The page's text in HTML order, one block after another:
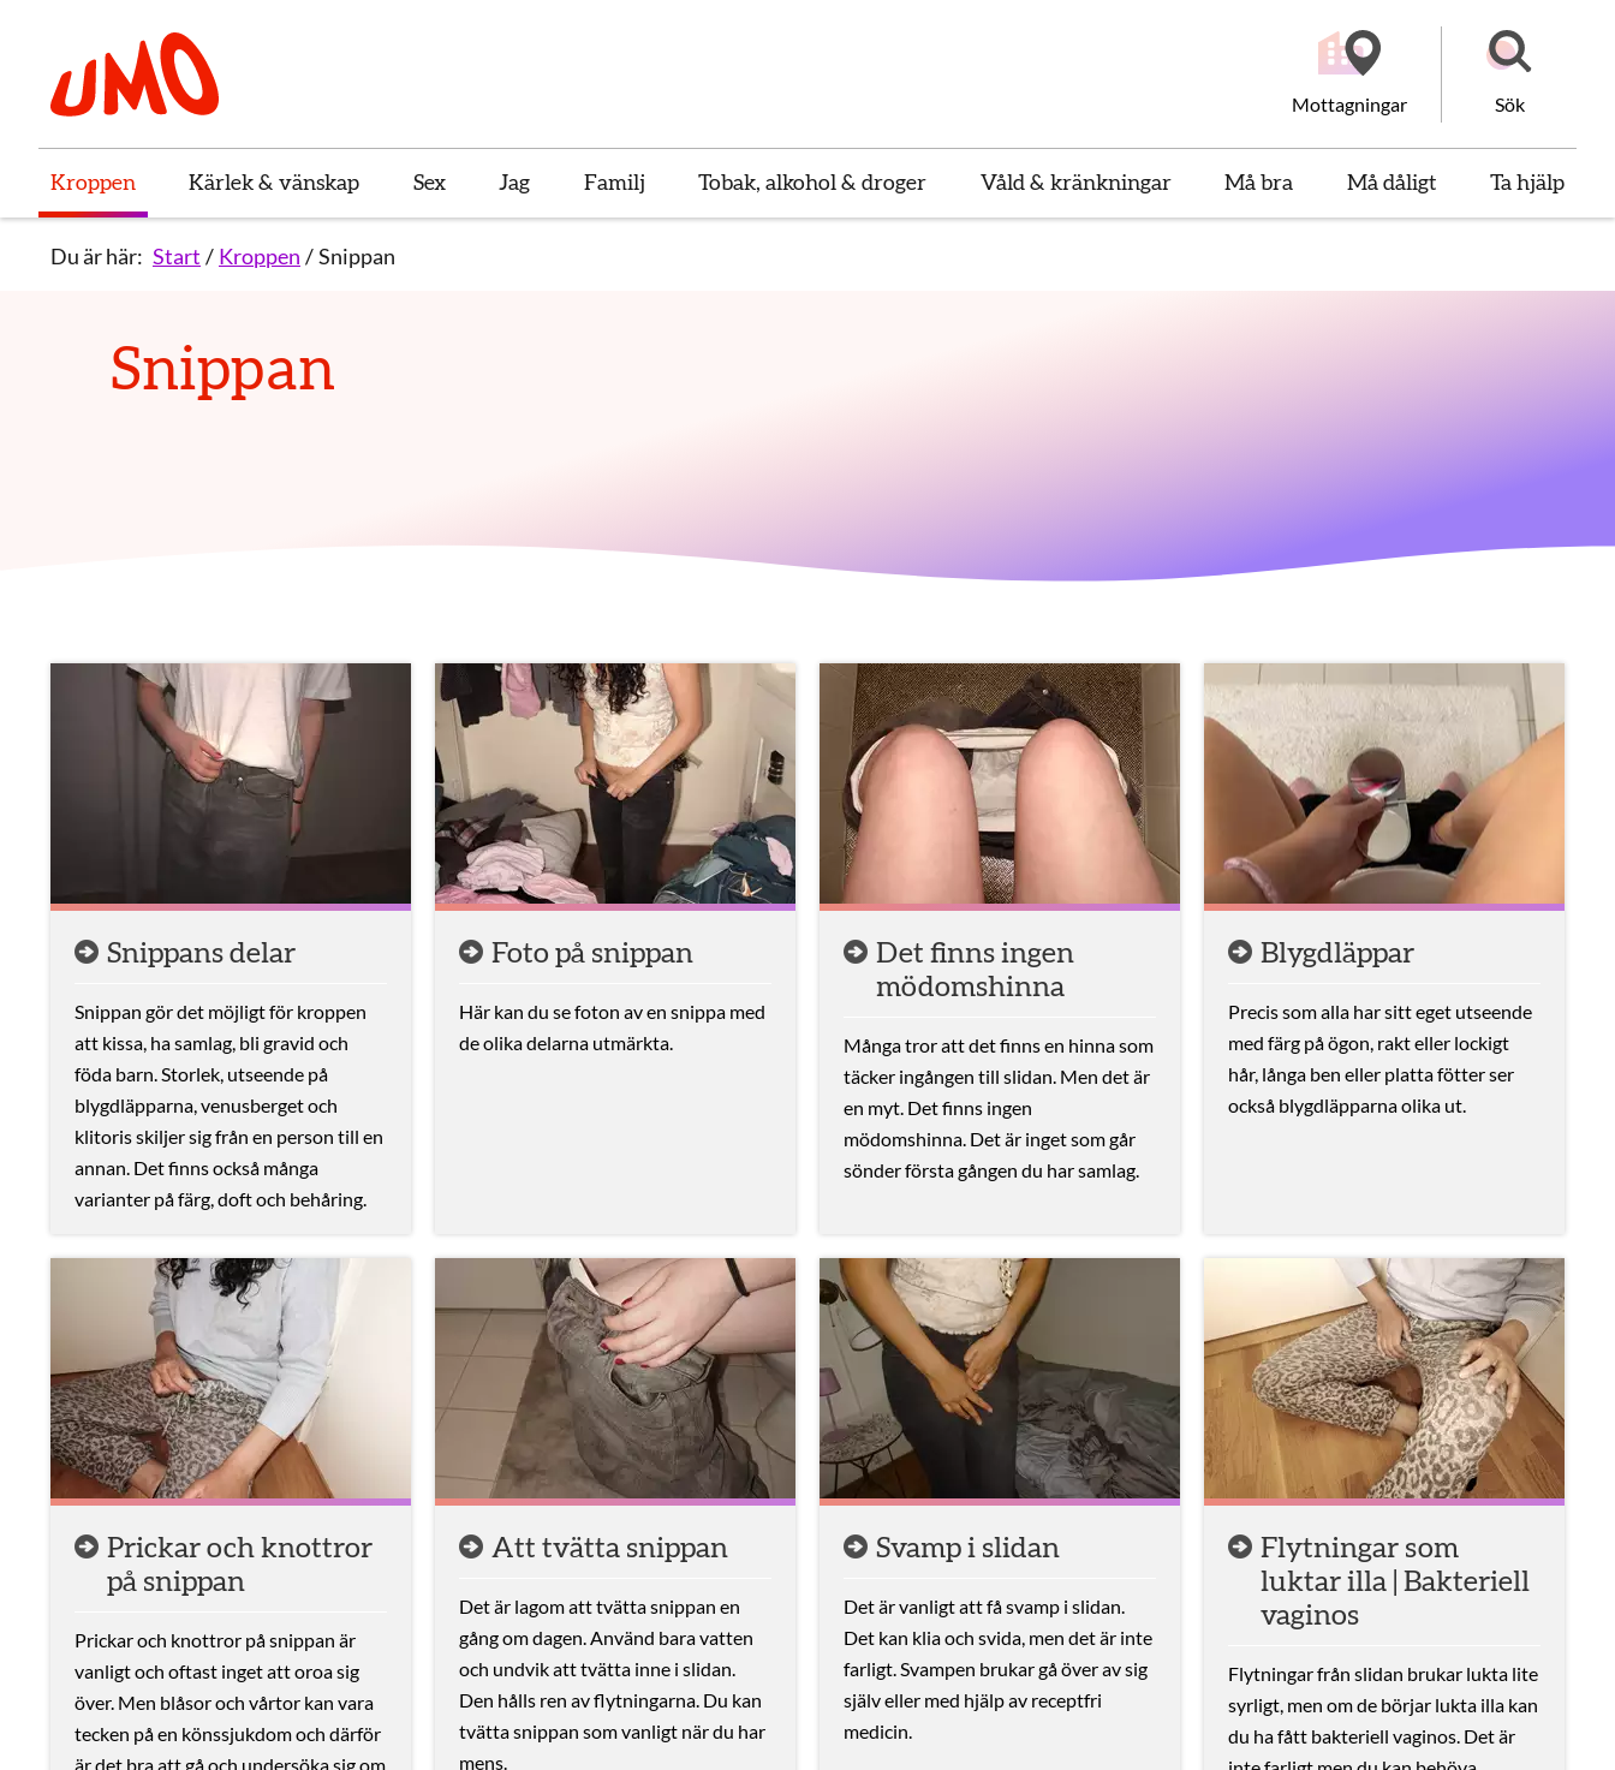
Till startsidan för Umo
Mottagningar Sök
Kroppen Kärlek & vänskap Sex Jag Familj Tobak, alkohol & droger Våld & kränkningar Må bra Må dåligt Ta hjälp
Du är här: Start Kroppen Snippan
Snippan
Aktuella artiklar
Snippans delar
Snippan gör det möjligt för kroppen
att kissa, ha samlag, bli gravid och
föda barn. Storlek, utseende på
blygdläpparna, venusberget och
klitoris skiljer sig från en person till en
annan. Det finns också många
varianter på färg, doft och behåring.
Foto på snippan
Här kan du se foton av en snippa med
de olika delarna utmärkta.
Det finns ingen
mödomshinna
Många tror att det finns en hinna som
täcker ingången till slidan. Men det är
en myt. Det finns ingen
mödomshinna. Det är inget som går
sönder första gången du har samlag.
Blygdläppar
Precis som alla har sitt eget utseende
med färg på ögon, rakt eller lockigt
hår, långa ben eller platta fötter ser
också blygdläpparna olika ut.
Prickar och knottror
på snippan
Prickar och knottror på snippan är
vanligt och oftast inget att oroa sig
över. Men blåsor och vårtor kan vara
tecken på en könssjukdom och därför
är det bra att gå och undersöka sig om
Att tvätta snippan
Det är lagom att tvätta snippan en
gång om dagen. Använd bara vatten
och undvik att tvätta inne i slidan.
Den hålls ren av flytningarna. Du kan
tvätta snippan som vanligt när du har
mens.
Svamp i slidan
Det är vanligt att få svamp i slidan.
Det kan klia och svida, men det är inte
farligt. Svampen brukar gå över av sig
själv eller med hjälp av receptfri
medicin.
Flytningar som
luktar illa | Bakteriell
vaginos
Flytningar från slidan brukar lukta lite
syrligt, men om de börjar lukta illa kan
du ha fått bakteriell vaginos. Det är